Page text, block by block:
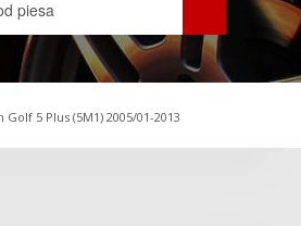
Golf 5 Plus (5M1) 2005/01-2013